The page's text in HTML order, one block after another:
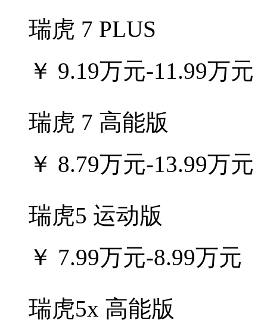
瑞虎 7 PLUS
￥ 9.19万元-11.99万元
瑞虎 7 高能版
￥ 8.79万元-13.99万元
瑞虎5 运动版
￥ 7.99万元-8.99万元
瑞虎5x 高能版